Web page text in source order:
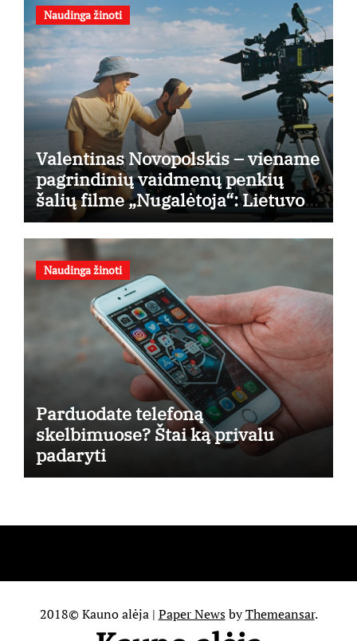
Naudinga žinoti
Valentinas Novopolskis – viename
pagrindinių vaidmenų penkių
šalių filme „Nugalėtoja“: Lietuvos
kino teatruose – nuo rugpjūčio 7-
osios
Naudinga žinoti
Parduodate telefoną
skelbimuose? Štai ką privalu
padaryti
2018© Kauno alėja | Paper NewsbyThemeansar.